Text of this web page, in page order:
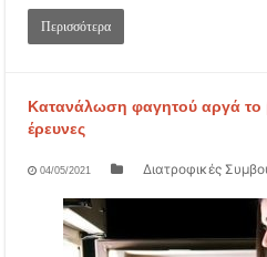
Περισσότερα
Κατανάλωση φαγητού αργά το
έρευνες
04/05/2021 Διατροφικές